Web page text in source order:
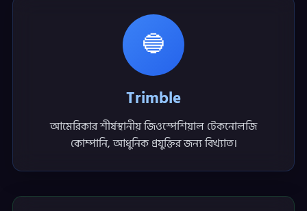
🔵
Trimble
আমেরিকার শীর্ষস্থানীয় জিওস্পেশিয়াল টেকনোলজি
কোম্পানি, আধুনিক প্রযুক্তির জন্য বিখ্যাত।